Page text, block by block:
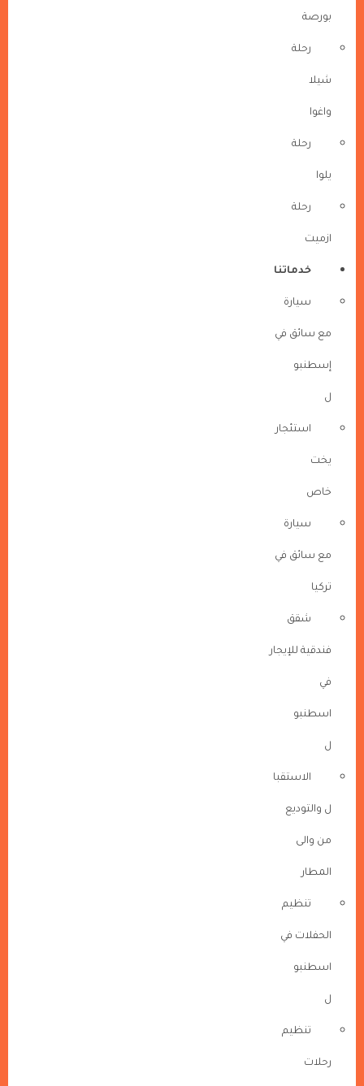
بورصة
رحلة
شيلا
واغوا
رحلة
يلوا
رحلة
ازميت
خدماتنا
سيارة
مع سائق في
إسطنبو
ل
استئجار
يخت
خاص
سيارة
مع سائق في
تركيا
شقق
فندقية للإيجار
في
اسطنبو
ل
الاستقبا
ل والتوديع
من والى
المطار
تنظيم
الحفلات في
اسطنبو
ل
تنظيم
رحلات